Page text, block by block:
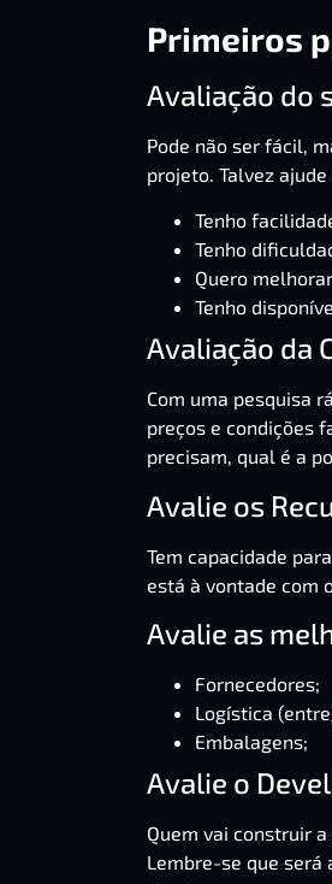
Primeiros
Avaliação do
Pode não ser fácil,
projeto. Talvez
Tenho
Tenho
Quero
Tenho
Avaliação da
Com uma pesquisa
preços e condições
precisam, qual é a
Avalie os
Tem capacidade
está à vontade com
Avalie as
Fornecedores;
Logística
Embalagens;
Avalie o
Quem vai construir
Lembre-se que será